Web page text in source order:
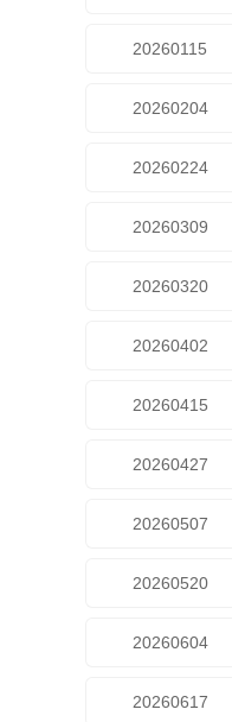
20260115
20260204
20260224
20260309
20260320
20260402
20260415
20260427
20260507
20260520
20260604
20260617